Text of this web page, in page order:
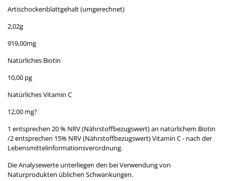
Artischockenblattgehalt (umgerechnet)
2,02g
919,00mg
Natürliches Biotin
10,00 pg
Natürliches Vitamin C
12,00 mg?
1 entsprechen 20 % NRV (Nährstoffbezugswert) an natürlichem Biotin
/2 entsprechen 15% NRV (Nährstoffbezugswert) Vitamin C - nach der
Lebensmittelinformationsverordnung.
Die Analysewerte unterliegen den bei Verwendung von
Naturprodukten üblichen Schwankungen.